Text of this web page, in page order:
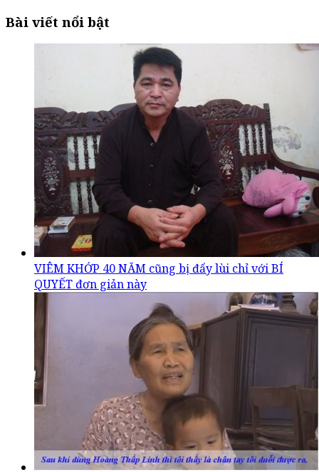
Bài viết nổi bật
VIÊM KHỚP 40 NĂM cũng bị đẩy lùi chỉ với BÍ
QUYẾT đơn giản này